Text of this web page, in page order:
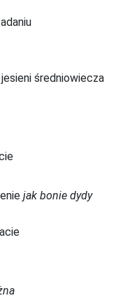
średniowiecza
jak bonie dydy